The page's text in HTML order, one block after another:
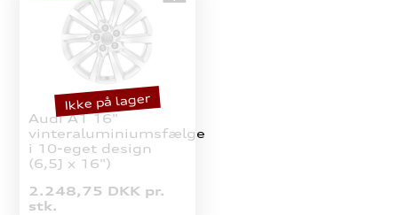
Audi A1 16"
vinteraluminiumsfælge
i 10-eget design
(6,5J x 16")
2.248,75 DKK pr.
stk.
Ikke på lager